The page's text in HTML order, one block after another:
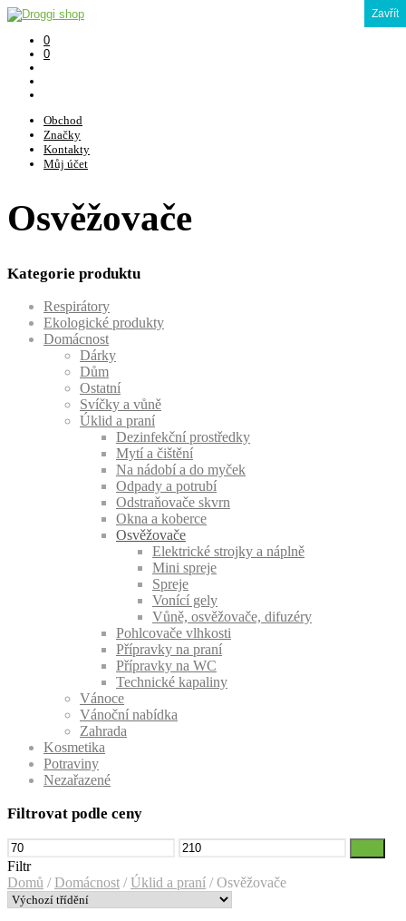
0
0
Obchod
Značky
Kontakty
Můj účet
Osvěžovače
Kategorie produktu
Respirátory
Ekologické produkty
Domácnost
Dárky
Dům
Ostatní
Svíčky a vůně
Úklid a praní
Dezinfekční prostředky
Mytí a čištění
Na nádobí a do myček
Odpady a potrubí
Odstraňovače skvrn
Okna a koberce
Osvěžovače
Elektrické strojky a náplně
Mini spreje
Spreje
Vonící gely
Vůně, osvěžovače, difuzéry
Pohlcovače vlhkosti
Přípravky na praní
Přípravky na WC
Technické kapaliny
Vánoce
Vánoční nabídka
Zahrada
Kosmetika
Potraviny
Nezařazené
Filtrovat podle ceny
Minimální
cena
Maximální
cena
Filtr
Domů / Domácnost / Úklid a praní /Osvěžovače
Zavřít